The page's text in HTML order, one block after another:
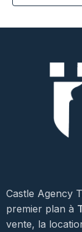
Castle Agency
premier plan à
vente, la